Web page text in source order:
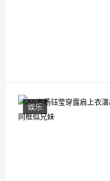
娱乐